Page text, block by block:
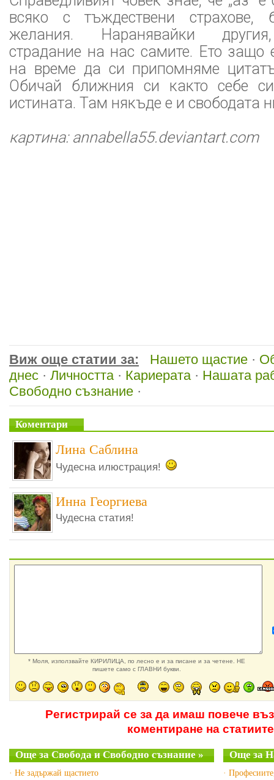
всяко с тъждествени страхове,
желания. Наранявайки
страдание на нас самите. Ето защо
на време да си припомняме
Обичай ближния си както себе
истината. Там някъде е и свободата
картина: annabella55.deviantart.com
Виж още статии за: Нашето щастие ·
днес · Личността· Кариерата· Нашата
Свободно съзнание ·
Коментари
Лина Саблина
Чудесна илюстрация!
Инна Георгиева
Чудесна статия!
* Моля, използвайте КИРИЛИЦА, по лесно е и за писане и за четене. НЕ
пишете само с ГЛАВНИ букви.
Регистрирай се за да имаш повече
коментиране на статиите
Още за Свобода и Свободно съзнание »
· Не задържай щастието
Още за
·